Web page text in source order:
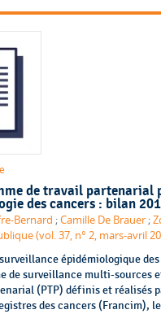
de travail partenarial
des cancers : bilan
Bernard ;Camille De Brauer ;
(vol. 37, n° 2, mars-avril
épidémiologique
de surveillance multi-sources
(PTP) définis et réalisés
des cancers (Francim),